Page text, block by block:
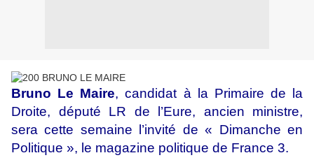
Bruno Le Maire, candidat à la Primaire de la
Droite, député LR de l’Eure, ancien ministre,
sera cette semaine l’invité de « Dimanche en
Politique », le magazine politique de France 3.